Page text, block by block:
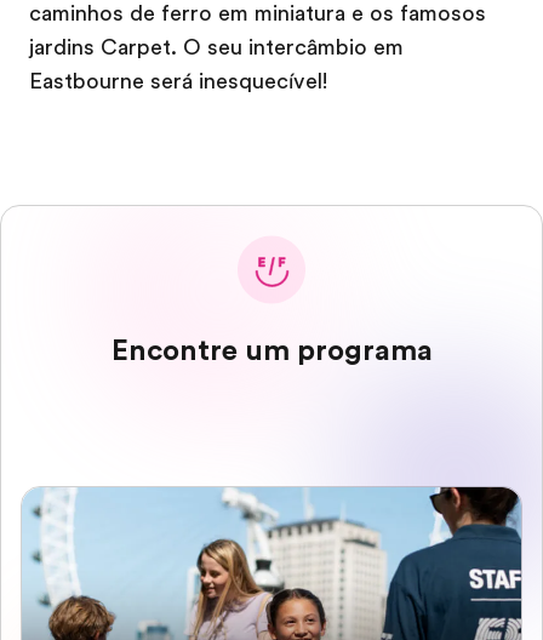
caminhos de ferro em miniatura e os famosos
jardins Carpet. O seu intercâmbio em
Eastbourne será inesquecível!
Encontre um programa